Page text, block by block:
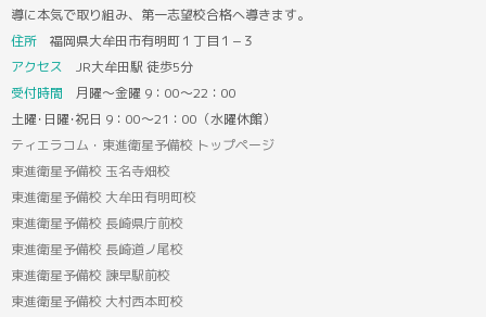
導に本気で取り組み、第一志望校合格へ導きます。
住所 福岡県大牟田市有明町１丁目１−３
アクセス JR大牟田駅 徒歩5分
受付時間 月曜～金曜 9：00～22：00
土曜･日曜･祝日 9：00～21：00（水曜休館）
ティエラコム・東進衛星予備校 トップページ
東進衛星予備校 玉名寺畑校
東進衛星予備校 大牟田有明町校
東進衛星予備校 長崎県庁前校
東進衛星予備校 長崎道ノ尾校
東進衛星予備校 諫早駅前校
東進衛星予備校 大村西本町校